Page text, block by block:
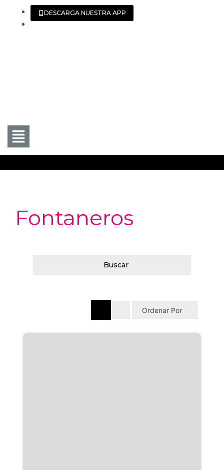
DESCARGA NUESTRA APP
Fontaneros
Buscar
Ordenar Por